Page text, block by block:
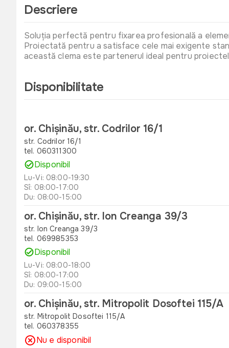
Descriere
Soluția perfectă pentru fixarea profesională a
Proiectată pentru a satisface cele mai exigente
​această clema este partenerul ideal pentru
Disponibilitate
or. Chișinău, str. Codrilor 16/1
str. Codrilor 16/1
tel. 060311300
Disponibil
Lu-Vi: 08:00-19:30
Sî: 08:00-17:00
Du: 08:00-15:00
or. Chișinău, str. Ion Creanga 39/3
str. Ion Creanga 39/3
tel. 069985353
Disponibil
Lu-Vi: 08:00-18:00
Sî: 08:00-17:00
Du: 09:00-15:00
or. Chișinău, str. Mitropolit Dosoftei 115/A
str. Mitropolit Dosoftei 115/A
tel. 060378355
Nu e disponibil